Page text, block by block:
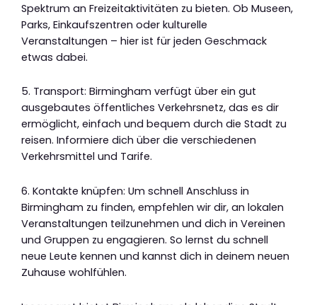
Spektrum an Freizeitaktivitäten zu bieten. Ob Museen,
Parks, Einkaufszentren oder kulturelle
Veranstaltungen – hier ist für jeden Geschmack
etwas dabei.
5. Transport: Birmingham verfügt über ein gut
ausgebautes öffentliches Verkehrsnetz, das es dir
ermöglicht, einfach und bequem durch die Stadt zu
reisen. Informiere dich über die verschiedenen
Verkehrsmittel und Tarife.
6. Kontakte knüpfen: Um schnell Anschluss in
Birmingham zu finden, empfehlen wir dir, an lokalen
Veranstaltungen teilzunehmen und dich in Vereinen
und Gruppen zu engagieren. So lernst du schnell
neue Leute kennen und kannst dich in deinem neuen
Zuhause wohlfühlen.